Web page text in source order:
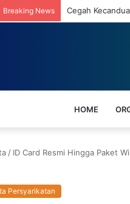
Breaking News Cegah
HOME
/ ID Card Resmi Hingga Paket
Persyarikatan